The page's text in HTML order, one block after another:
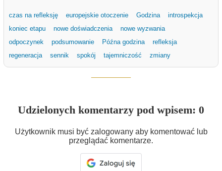
czas na refleksję europejskie otoczenie Godzina
introspekcja
koniec etapu
nowe doświadczenia
nowe wyzwania
odpoczynek
podsumowanie Późna godzina
refleksja
regeneracja
sennik spokój tajemniczość zmiany
Udzielonych komentarzy pod wpisem: 0
Użytkownik musi być zalogowany aby komentować lub
przeglądać komentarze.